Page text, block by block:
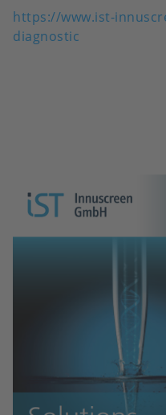
https://www.ist-
diagnostic